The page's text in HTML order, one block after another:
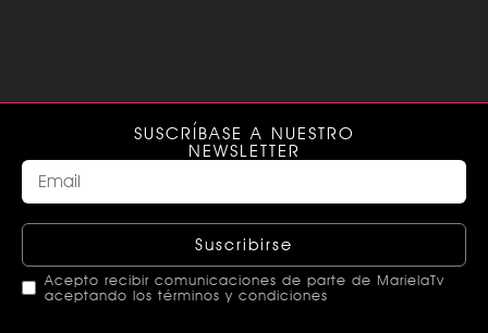
SUSCRÍBASE A NUESTRO
NEWSLETTER
Suscribirse
Acepto recibir comunicaciones de parte de MarielaTv
aceptando los términos y condiciones